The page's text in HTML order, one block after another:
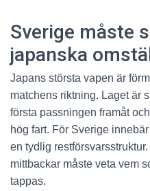
Sverige måste
japanska
Japans största vapen är
matchens riktning. Laget är
första passningen framåt
hög fart. För Sverige
en tydlig
mittbackar måste veta vem
tappas.